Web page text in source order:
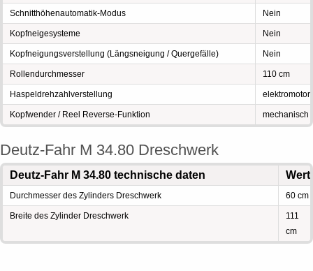
Schnitthöhenautomatik-Modus Nein
Kopfneigesysteme Nein
Kopfneigungsverstellung (Längsneigung / Quergefälle) Nein
Rollendurchmesser 110 cm
Haspeldrehzahlverstellung elektromotor
Kopfwender / Reel Reverse-Funktion mechanisch
Deutz-Fahr M 34.80 Dreschwerk
Deutz-Fahr M 34.80 technische daten Wert
Durchmesser des Zylinders Dreschwerk 60 cm
Breite des Zylinder Dreschwerk
111
cm